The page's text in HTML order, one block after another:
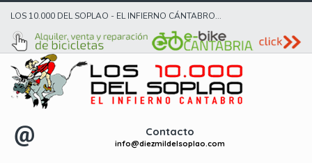
LOS 10.000 DEL SOPLAO - EL INFIERNO CÁNTABRO...
Contacto
info@diezmildelsoplao.com